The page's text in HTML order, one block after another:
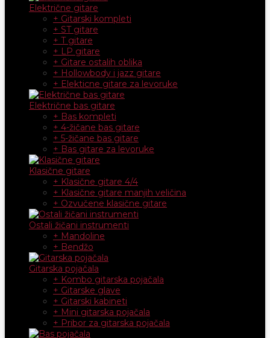
Električne gitare
+ Gitarski kompleti
+ ST gitare
+ T gitare
+ LP gitare
+ Gitare ostalih oblika
+ Hollowbody i jazz gitare
+ Elekticne gitare za levoruke
Električne bas gitare
+ Bas kompleti
+ 4-žičane bas gitare
+ 5-žičane bas gitare
+ Bas gitare za levoruke
Klasične gitare
+ Klasične gitare 4/4
+ Klasične gitare manjih veličina
+ Ozvučene klasične gitare
Ostali žičani instrumenti
+ Mandoline
+ Bendžo
Gitarska pojačala
+ Kombo gitarska pojačala
+ Gitarske glave
+ Gitarski kabineti
+ Mini gitarska pojačala
+ Pribor za gitarska pojačala